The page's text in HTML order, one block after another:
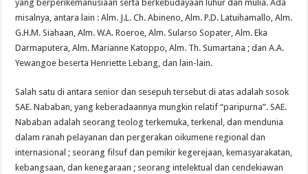
yang berperikemanusiaan serta berkebudayaan luhur dan mulia. Ada
misalnya, antara lain : Alm. J.L. Ch. Abineno, Alm. P.D. Latuihamallo, Alm.
G.H.M. Siahaan, Alm. W.A. Roeroe, Alm. Sularso Sopater, Alm. Eka
Darmaputera, Alm. Marianne Katoppo, Alm. Th. Sumartana ; dan A.A.
Yewangoe beserta Henriette Lebang, dan lain-lain.
Salah satu di antara senior dan sesepuh tersebut di atas adalah sosok
SAE. Nababan, yang keberadaannya mungkin relatif “paripurna”. SAE.
Nababan adalah seorang teolog terkemuka, terkenal, dan mendunia
dalam ranah pelayanan dan pergerakan oikumene regional dan
internasional ; seorang filsuf dan pemikir kegerejaan, kemasyarakatan,
kebangsaan, dan kenegaraan ; seorang intelektual dan cendekiawan